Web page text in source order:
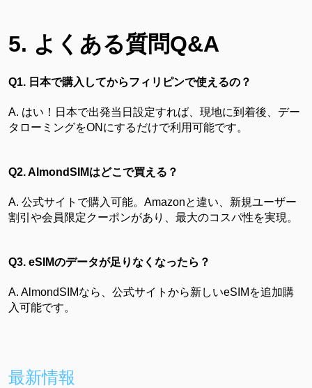
5. よくある質問Q&A
Q1. 日本で購入してからフィリピンで使えるの？
A. はい！日本で出発当日設定すれば、現地に到着後、デー
タローミングをONにするだけで利用可能です。
Q2. AlmondSIMはどこで買える？
A. 公式サイト で購入可能。Amazonと違い、新規ユーザー
割引や会員限定クーポンがあり、最大のコスパ性を実現。
Q3. eSIMのデータが足りなくなったら？
A. AlmondSIMなら、公式サイトから新しいeSIMを追加購
入可能です。
最新情報